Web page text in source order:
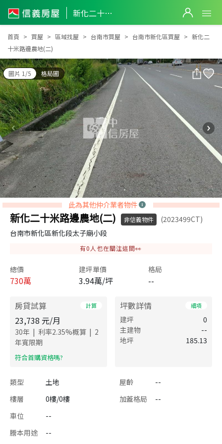
新化二十米路邊農地(二)
新化二十米路邊農地(二)
首頁 買屋 區域找屋 台南市買屋 台南市新化區買屋
新化二
十米路邊農地(二)
圖片 1/5 格局圖
此為其他仲介業者物件
新化二十米路邊農地(二) 非信義物件
(2023499CT)
台南市新化區新化段太子廟小段
有0 人也在關注這間👀
總價
730萬
建坪單價
3.94萬/坪
格局
--
房貸試算 計算
23,738 元/月
30年 | 利率2.35%概算 | 2
年寬限期
​符合首購資格嗎?
坪數詳情 細項
建坪
0
主建物
--
地坪
185.13
類型 土地 屋齡
--
樓層
0樓/0樓 加蓋格局
--
車位
--
謄本用途
--